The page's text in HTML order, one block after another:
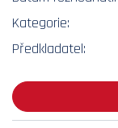
Kategorie:
Předkladatel: